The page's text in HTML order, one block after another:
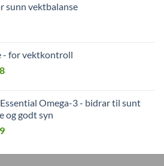
sunn vektbalanse
- for vektkontroll
Nåværende
kr178.
Omega-3 - bidrar til sunt
og godt syn
Nåværende
er: